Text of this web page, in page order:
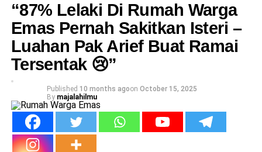
“87% Lelaki Di Rumah Warga
Emas Pernah Sakitkan Isteri –
Luahan Pak Arief Buat Ramai
Tersentak 😢”
Published 10 months agoon October 15, 2025
By majalahilmu